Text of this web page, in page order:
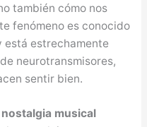
también cómo nos
fenómeno es conocido
está estrechamente
neurotransmisores,
sentir bien.
musical